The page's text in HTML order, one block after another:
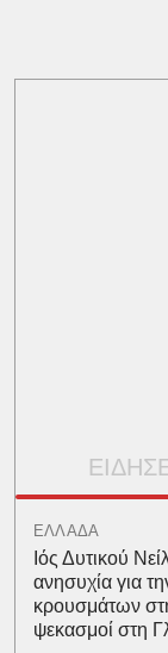
ΕΛΛΑΔΑ
Ιός Δυτικού
ανησυχία για
κρουσμάτων
ψεκασμοί στη